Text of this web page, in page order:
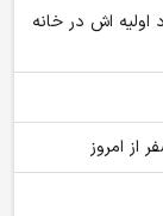
اولیه اش در خانه
از امروز